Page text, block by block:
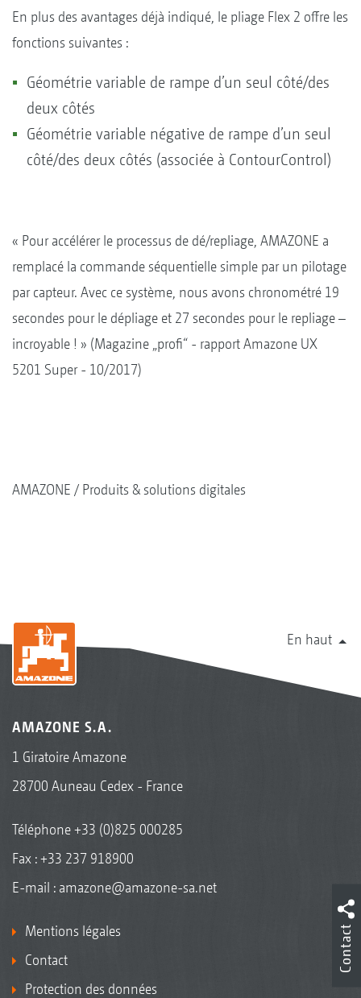
En plus des avantages déjà indiqué, le pliage Flex 2 offre les
fonctions suivantes :
Géométrie variable de rampe d’un seul côté/des
deux côtés
Géométrie variable négative de rampe d’un seul
côté/des deux côtés (associée à ContourControl)
« Pour accélérer le processus de dé/repliage, AMAZONE a
remplacé la commande séquentielle simple par un pilotage
par capteur. Avec ce système, nous avons chronométré 19
secondes pour le dépliage et 27 secondes pour le repliage –
incroyable ! » (Magazine „profi“ - rapport Amazone UX
5201 Super - 10/2017)
AMAZONE Produits & solutions digitales
En haut
AMAZONE S.A.
1 Giratoire Amazone
28700 Auneau Cedex - France
Téléphone+33 (0)825 000285
Fax : +33 237 918900
E-mail : amazone@amazone-sa.net
Mentions légales
Contact
Protection des données
Contact